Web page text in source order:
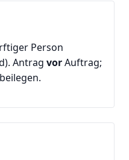
Person
Antrag vorAuftrag;